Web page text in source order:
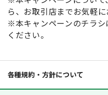
ら、お取引店までお気軽に
※本キャンペーンのチラシ
ください。
各種規約・方針について